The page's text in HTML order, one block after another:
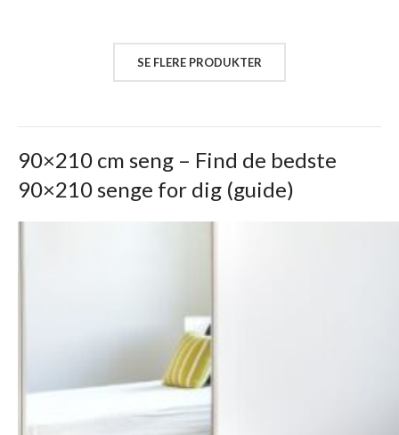
SE FLERE PRODUKTER
90×210 cm seng – Find de bedste
90×210 senge for dig (guide)